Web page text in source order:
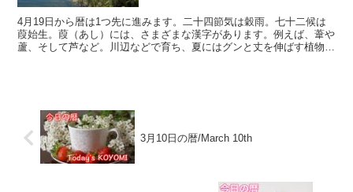
4月19日から暦は1つ先に進みます。二十四節気は穀雨。七十二候は
葭始生。葭（あし）には、さまざまな漢字があります。例えば、葦や
蘆、そして芦など。川辺などで育ち、夏にはグンと丈を伸ばす植物で
3月10日の暦/March 10th